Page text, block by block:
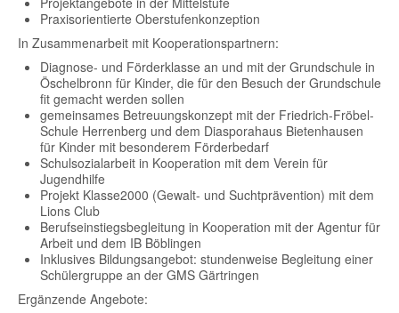
Praxisorientierte Oberstufenkonzeption
In Zusammenarbeit mit Kooperationspartnern:
Diagnose- und Förderklasse an und mit der Grundschule in
Öschelbronn für Kinder, die für den Besuch der Grundschule
fit gemacht werden sollen
gemeinsames Betreuungskonzept mit der Friedrich-Fröbel-
Schule Herrenberg und dem Diasporahaus Bietenhausen
für Kinder mit besonderem Förderbedarf
Schulsozialarbeit in Kooperation mit dem Verein für
Jugendhilfe
Projekt Klasse2000 (Gewalt- und Suchtprävention) mit dem
Lions Club
Berufseinstiegsbegleitung in Kooperation mit der Agentur für
Arbeit und dem IB Böblingen
Inklusives Bildungsangebot: stundenweise Begleitung einer
Schülergruppe an der GMS Gärtringen
Ergänzende Angebote: